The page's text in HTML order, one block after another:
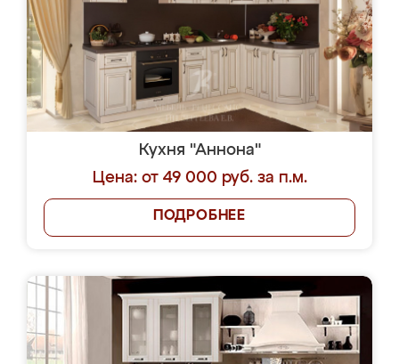
Кухня "Аннона"
Цена: от 49 000 руб. за п.м.
ПОДРОБНЕЕ